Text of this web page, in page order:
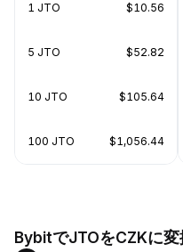
1 JTO $10.56
5 JTO $52.82
10 JTO $105.64
100 JTO $1,056.44
BybitでJTOをCZKに